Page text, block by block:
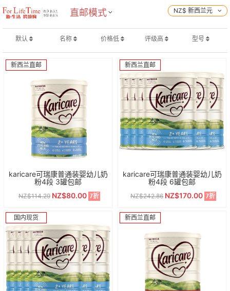
直邮模式 NZ$ 新西兰元
默认 名称 价格低 评级高 型号
新西兰直邮
karicare可瑞康普通装婴幼儿奶
粉4段 3罐包邮
NZ$114.29 NZ$80.00 7折
新西兰直邮
karicare可瑞康普通装婴幼儿奶
粉4段 6罐包邮
NZ$242.86 NZ$170.00 7折
国内现货 新西兰直邮